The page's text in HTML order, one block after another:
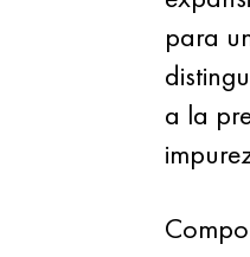
para
a la